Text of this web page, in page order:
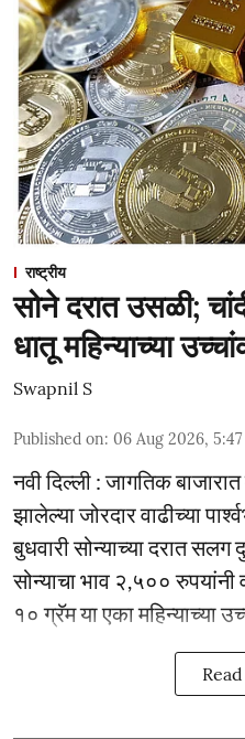
राष्ट्रीय
सोने दरात उसळी;
धातू महिन्याच्या
Swapnil S
Published on: 06 Aug 2026, 5:47
नवी दिल्ली : जागतिक
झालेल्या जोरदार वाढीच्या
बुधवारी सोन्याच्या दरात
सोन्याचा भाव २,५००
१० ग्रॅम या एका महिन्याच्या